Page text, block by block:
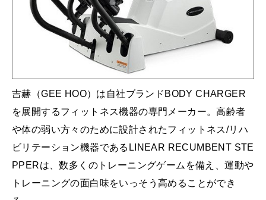
吉赫（GEE HOO）は自社ブランドBODY CHARGER
を展開するフィットネス機器の専門メーカー。高齢者
や体の弱い方々のために設計されたフィットネス/リハ
ビリテーション機器であるLINEAR RECUMBENT STE
PPERは、数多くのトレーニングゲームを備え、運動や
トレーニングの面白味をいっそう高めることができ